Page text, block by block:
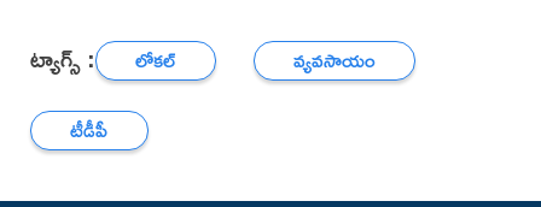
ట్యాగ్స్ : లోకల్
వ్యవసాయం
టీడీపీ